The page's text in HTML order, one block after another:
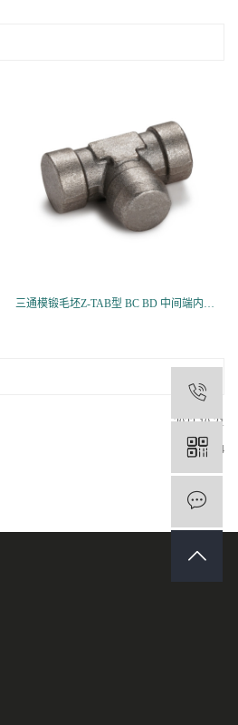
三通模锻毛坯Z-TAB型 BC BD 中间端内螺纹三通接头
2022-10-31
2022-11-24